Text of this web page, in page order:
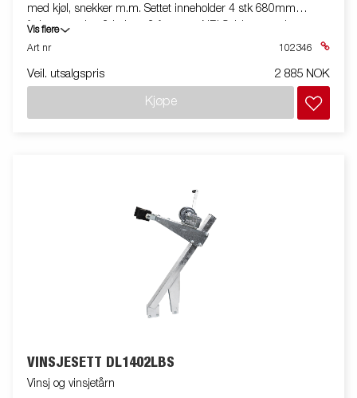
med kjøl, snekker m.m. Settet inneholder 4 stk 680mm
forlengere, dvs. 2 bak og 2 framme. NB! Selvjusterende vugger
må bestilles ekstra.
Vis flere
Art nr
102346
Veil. utsalgspris 2 885 NOK
Kjøpe
VINSJESETT DL1402LBS
Vinsj og vinsjetårn